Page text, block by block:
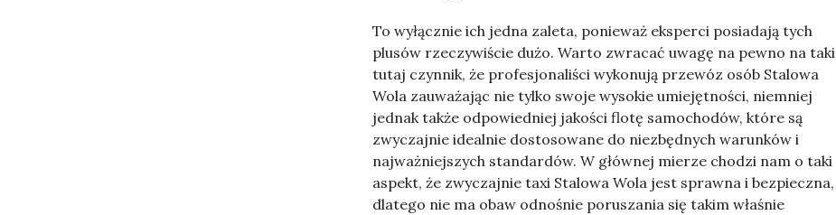
To wyłącznie ich jedna zaleta, ponieważ eksperci posiadają tych
plusów rzeczywiście dużo. Warto zwracać uwagę na pewno na taki
tutaj czynnik, że profesjonaliści wykonują przewóz osób Stalowa
Wola zauważając nie tylko swoje wysokie umiejętności, niemniej
jednak także odpowiedniej jakości flotę samochodów, które są
zwyczajnie idealnie dostosowane do niezbędnych warunków i
najważniejszych standardów. W głównej mierze chodzi nam o taki
aspekt, że zwyczajnie taxi Stalowa Wola jest sprawna i bezpieczna,
dlatego nie ma obaw odnośnie poruszania się takim właśnie